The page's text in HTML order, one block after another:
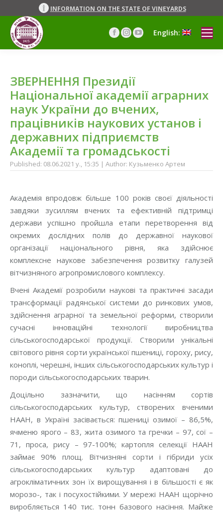
INFORMATION ON THE STATE OF VINEYARDS
Facebook
page
new
window
Instagram
page
new
window
YouTube
page
window
English:
ЗВЕРНЕННЯ Президії
Національної академії аграрних
наук України до вчених,
працівників наукових установ і
державних підприємств
Академії та громадськості
Published: 08.06.2021 y., 15:35 | Author: Кузьменко Артем
Академія впродовж більше 100 років своєї діяльності
завдяки зусиллям вчених та ефективній підтримці
держави успішно пройшла етапи перетворення від
окремих дослідних полів до державної наукової
організації національного рівня, яка здійснює
комплексне наукове забезпечення розвитку галузей
вітчизняного агропромислового комплексу.
Вчені Академії розробили наукові та практичні засади
трансформації радянської системи до ринкових умов,
здійснення аграрної та земельної реформи, створили
сучасні інноваційні технології виробництва
сільськогосподарської продукції. Створили унікальні
світового рівня сорти української пшениці, гороху, рису,
коноплі, черешні, інших сільськогосподарських культур і
породи сільськогосподарських тварин.
Доцільно зазначити, що насінням сортів
сільськогосподарських культур, створених вченими
НААН, в Україні засівається: пшениці озимої – 86,5%,
ячменю ярого – 83, жита озимого та гречки – 97, сої –
71, проса, рису – 97-100%; картопля селекції НААН
займає 90% площ. Вітчизняні сорти і гібриди усіх
сільськогосподарських культур адаптовані до
агрокліматичних зон їх вирощування і в більшості є як
морозо-, так і посухостійкими. У мережі НААН щорічно
виробляється 140 тис. тонн базового насіння. Майже